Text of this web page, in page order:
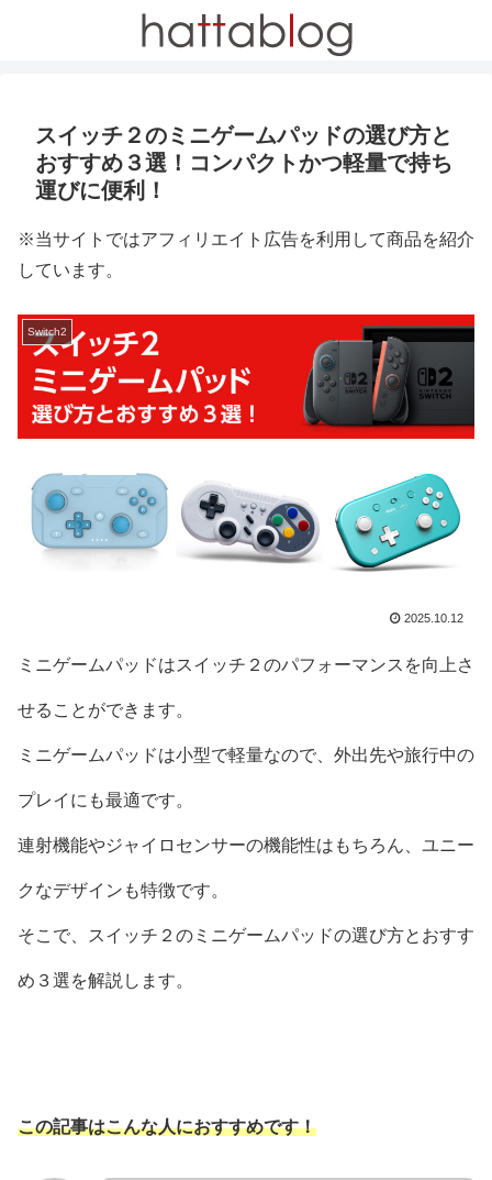
スイッチ２のミニゲームパッドの選び方と
おすすめ３選！コンパクトかつ軽量で持ち
運びに便利！
※当サイトではアフィリエイト広告を利用して商品を紹介
しています。
Switch2
2025.10.12
ミニゲームパッドはスイッチ２のパフォーマンスを向上さ
せることができます。
ミニゲームパッドは小型で軽量なので、外出先や旅行中の
プレイにも最適です。
連射機能やジャイロセンサーの機能性はもちろん、ユニー
クなデザインも特徴です。
そこで、スイッチ２のミニゲームパッドの選び方とおすす
め３選を解説します。
この記事はこんな人におすすめです！